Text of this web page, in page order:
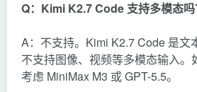
Q：Kimi K2.7 Code 支持多模态吗
A：不支持。Kimi K2.7 Code 是文
不支持图像、视频等多模态输入。
考虑 MiniMax M3 或 GPT-5.5。